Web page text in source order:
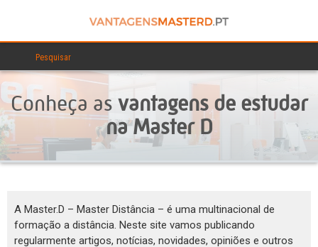
Conheça as vantagens de estudar
na Master D
A Master.D – Master Distância – é uma multinacional de
formação a distância. Neste site vamos publicando
regularmente artigos, notícias, novidades, opiniões e outros